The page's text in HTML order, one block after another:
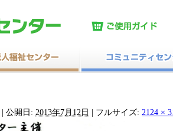
公開日: 2013年7月12日 フルサイズ: 2124 ×